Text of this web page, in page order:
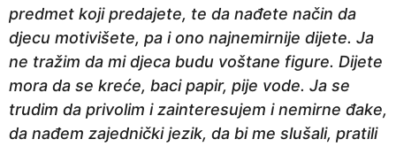
predmet koji predajete, te da nađete način da
djecu motivišete, pa i ono najnemirnije dijete. Ja
ne tražim da mi djeca budu voštane figure. Dijete
mora da se kreće, baci papir, pije vode. Ja se
trudim da privolim i zainteresujem i nemirne đake,
da nađem zajednički jezik, da bi me slušali, pratili